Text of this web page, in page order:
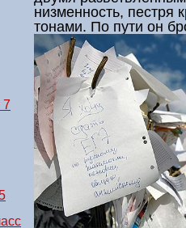
7
низменность, пестря
тонами. По пути он